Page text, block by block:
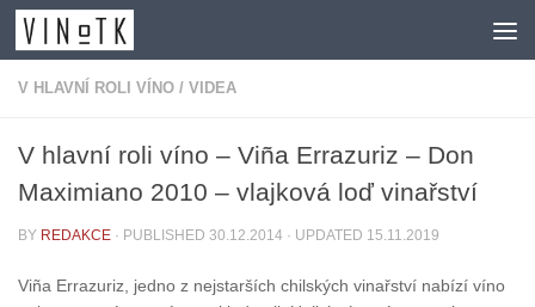
Skip to content
V HLAVNÍ ROLI VÍNO / VIDEA
V hlavní roli víno – Viña Errazuriz – Don
Maximiano 2010 – vlajková loď vinařství
BY REDAKCE · PUBLISHED 30.12.2014 · UPDATED 15.11.2019
Viña Errazuriz, jedno z nejstarších chilských vinařství nabízí víno